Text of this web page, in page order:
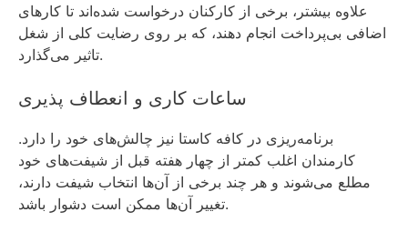
علاوه بیشتر، برخی از کارکنان درخواست شده‌اند تا کارهای
اضافی بی‌پرداخت انجام دهند، که بر روی رضایت کلی از شغل
تاثیر می‌گذارد.
ساعات کاری و انعطاف پذیری
برنامه‌ریزی در کافه کاستا نیز چالش‌های خود را دارد.
کارمندان اغلب کمتر از چهار هفته قبل از شیفت‌های خود
مطلع می‌شوند و هر چند برخی از آن‌ها انتخاب شیفت دارند،
تغییر آن‌ها ممکن است دشوار باشد.